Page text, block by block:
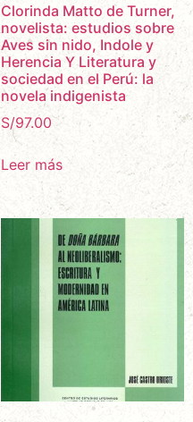
Clorinda Matto de Turner,
novelista: estudios sobre
Aves sin nido, Indole y
Herencia Y Literatura y
sociedad en el Perú: la
novela indigenista
S/97.00
Leer más